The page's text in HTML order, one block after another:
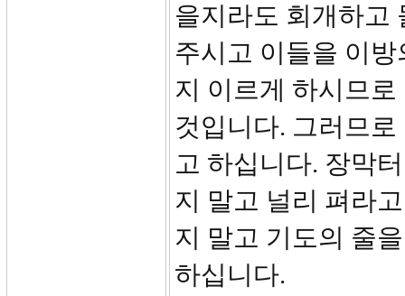
을지라도 회개하고
주시고 이들을 이
지 이르게 하시므
것입니다. 그러므
고 하십니다. 장막
지 말고 널리 펴라
지 말고 기도의 줄
하십니다.